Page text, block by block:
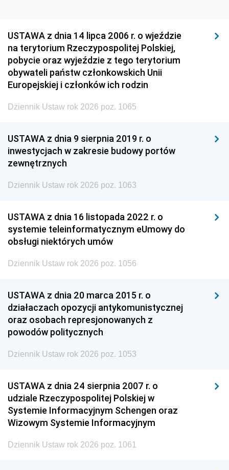
USTAWA z dnia 14 lipca 2006 r. o wjeździe
na terytorium Rzeczypospolitej Polskiej,
pobycie oraz wyjeździe z tego terytorium
obywateli państw członkowskich Unii
Europejskiej i członków ich rodzin
Dziennik Ustaw rok 2026 poz. 1065
USTAWA z dnia 9 sierpnia 2019 r. o
inwestycjach w zakresie budowy portów
zewnętrznych
Dziennik Ustaw rok 2026 poz. 1063
USTAWA z dnia 16 listopada 2022 r. o
systemie teleinformatycznym eUmowy do
obsługi niektórych umów
Dziennik Ustaw rok 2026 poz. 1056
USTAWA z dnia 20 marca 2015 r. o
działaczach opozycji antykomunistycznej
oraz osobach represjonowanych z
powodów politycznych
Dziennik Ustaw rok 2026 poz. 1053
USTAWA z dnia 24 sierpnia 2007 r. o
udziale Rzeczypospolitej Polskiej w
Systemie Informacyjnym Schengen oraz
Wizowym Systemie Informacyjnym
Dziennik Ustaw rok 2026 poz. 1061